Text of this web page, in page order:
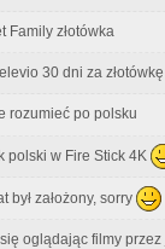
Family złotówka
30 dni za
rozumieć po polsku
polski w Fire Stick 4K
był założony, sorry
oglądając filmy